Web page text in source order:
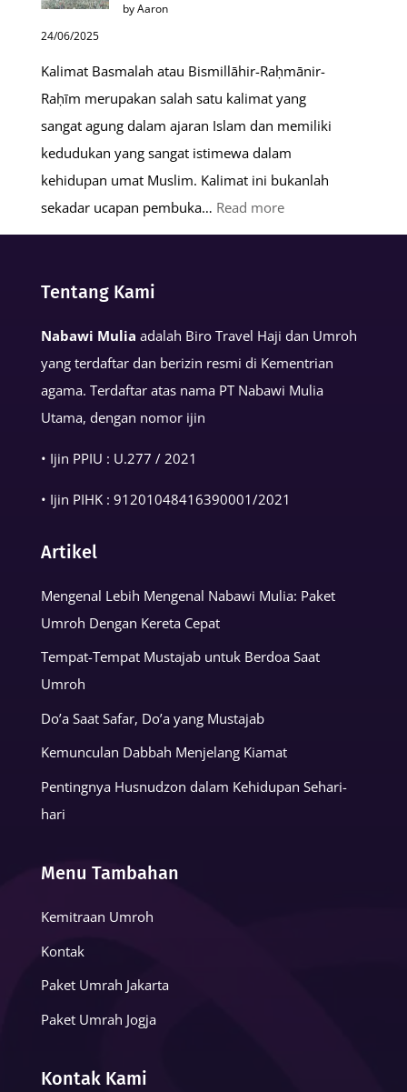
by Aaron
24/06/2025
Kalimat Basmalah atau Bismillāhir-Raḥmānir-
Raḥīm merupakan salah satu kalimat yang
sangat agung dalam ajaran Islam dan memiliki
kedudukan yang sangat istimewa dalam
kehidupan umat Muslim. Kalimat ini bukanlah
sekadar ucapan pembuka… Read more:
Keutamaan
Kehidupan
Muslim
Tentang Kami
Nabawi Mulia adalah Biro Travel Haji dan Umroh
yang terdaftar dan berizin resmi di Kementrian
agama. Terdaftar atas nama PT Nabawi Mulia
Utama, dengan nomor ijin
• Ijin PPIU : U.277 / 2021
• Ijin PIHK : 91201048416390001/2021
Artikel
Mengenal Lebih Mengenal Nabawi Mulia: Paket
Umroh Dengan Kereta Cepat
Tempat-Tempat Mustajab untuk Berdoa Saat
Umroh
Do’a Saat Safar, Do’a yang Mustajab
Kemunculan Dabbah Menjelang Kiamat
Pentingnya Husnudzon dalam Kehidupan Sehari-
hari
Menu Tambahan
Kemitraan Umroh
Kontak
Paket Umrah Jakarta
Paket Umrah Jogja
Kontak Kami